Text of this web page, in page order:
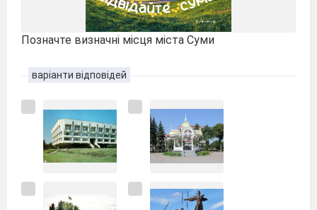
Позначте визначні місця міста Суми
варіанти відповідей